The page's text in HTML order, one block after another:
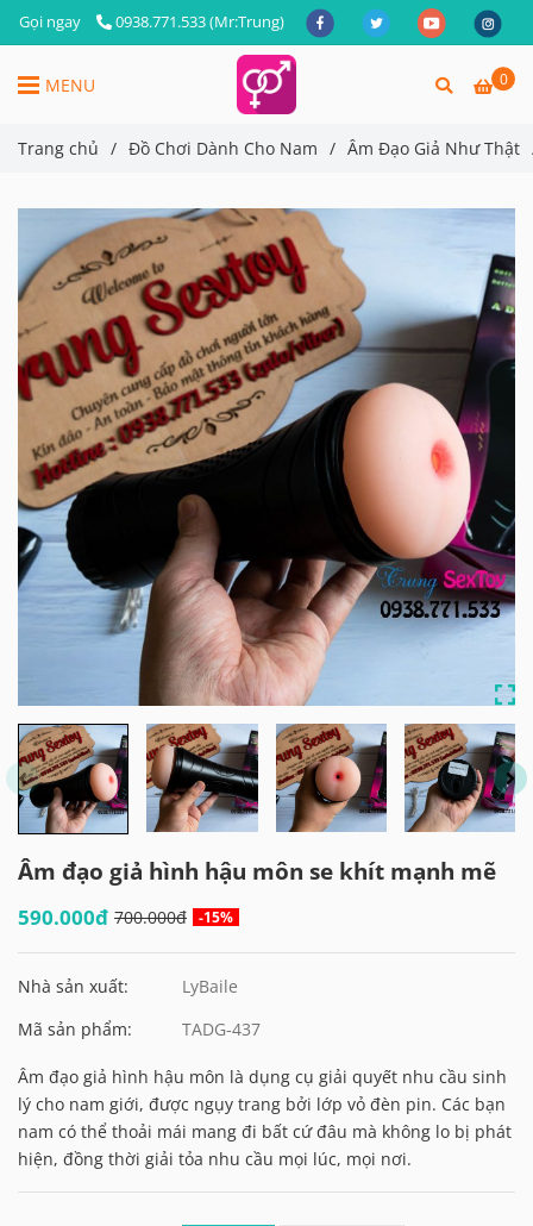
Gọi ngay 0938.771.533 (Mr:Trung)
0
MENU
Trang chủ / Đồ Chơi Dành Cho Nam / Âm Đạo Giả Như Thật
Âm đạo giả hình hậu môn se khít mạnh mẽ
590.000đ 700.000đ -15%
Nhà sản xuất:
LyBaile
Mã sản phẩm:
TADG-437
Âm đạo giả hình hậu môn là dụng cụ giải quyết nhu cầu sinh
lý cho nam giới, được ngụy trang bởi lớp vỏ đèn pin. Các bạn
nam có thể thoải mái mang đi bất cứ đâu mà không lo bị phát
hiện, đồng thời giải tỏa nhu cầu mọi lúc, mọi nơi.